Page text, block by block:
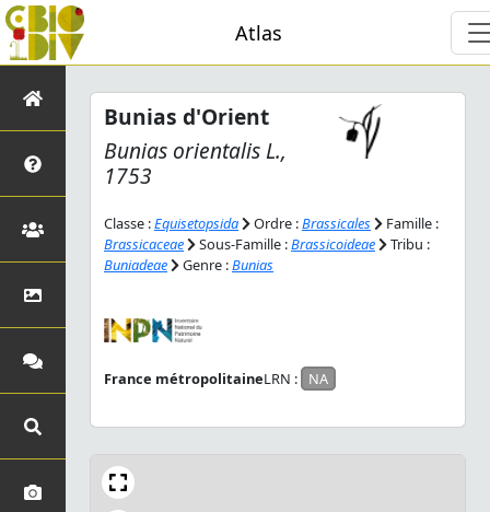
Atlas
Bunias d'Orient
Bunias orientalisL.,
1753
Classe :Equisetopsida Ordre :Brassicales
Famille :
Brassicaceae
Sous-Famille :Brassicoideae
Tribu :
Buniadeae
Genre :Bunias
France métropolitaineLRN : NA